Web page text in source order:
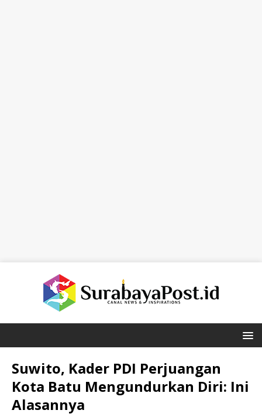
Suwito, Kader PDI Perjuangan
Kota Batu Mengundurkan Diri: Ini
Alasannya